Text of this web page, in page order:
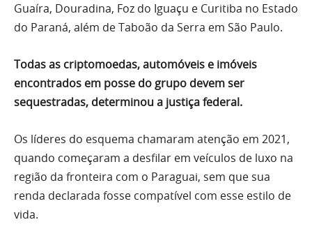
Guaíra, Douradina, Foz do Iguaçu e Curitiba no Estado
do Paraná, além de Taboão da Serra em São Paulo.
Todas as criptomoedas, automóveis e imóveis
encontrados em posse do grupo devem ser
sequestradas, determinou a justiça federal.
Os líderes do esquema chamaram atenção em 2021,
quando começaram a desfilar em veículos de luxo na
região da fronteira com o Paraguai, sem que sua
renda declarada fosse compatível com esse estilo de
vida.